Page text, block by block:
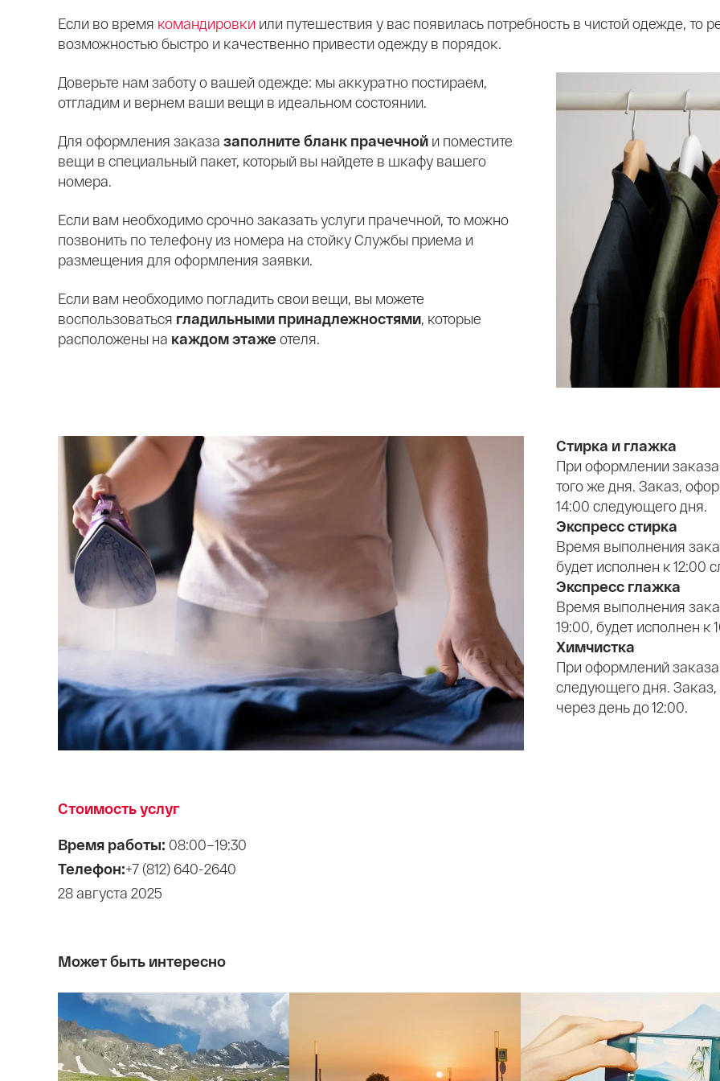
Если во время командировки или путешествия у вас появилась потребность в чистой одежде, то
возможностью быстро и качественно привести одежду в порядок.
Доверьте нам заботу о вашей одежде: мы аккуратно постираем,
отгладим и вернем ваши вещи в идеальном состоянии.
Для оформления заказа заполните бланк прачечной и поместите
вещи в специальный пакет, который вы найдете в шкафу вашего
номера.
Если вам необходимо срочно заказать услуги прачечной, то можно
позвонить по телефону из номера на стойку Службы приема и
размещения для оформления заявки.
Если вам необходимо погладить свои вещи, вы можете
воспользоваться гладильными принадлежностями, которые
расположены на каждом этаже отеля.
Стирка и глажка
При оформлении
того же дня. Заказ,
14:00 следующего дня.
Экспресс стирка
Время выполнения
будет исполнен к 12:00
Экспресс глажка
Время выполнения
19:00, будет исполнен
Химчистка
При оформлений
следующего дня.
через день до 12:00.
Стоимость услуг
Время работы: 08:00–19:30
Телефон:+7 (812) 640-2640
28 августа 2025
Может быть интересно